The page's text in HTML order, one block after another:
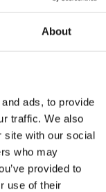
About
ads, to provide
traffic. We also
site with our social
who may
provided to
use of their
Kitchn får du
i dit nye